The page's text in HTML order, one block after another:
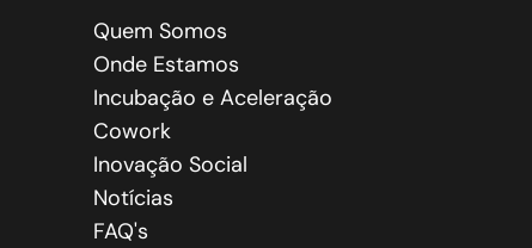
Quem Somos
Onde Estamos
Incubação e Aceleração
Cowork
Inovação Social
Notícias
FAQ's